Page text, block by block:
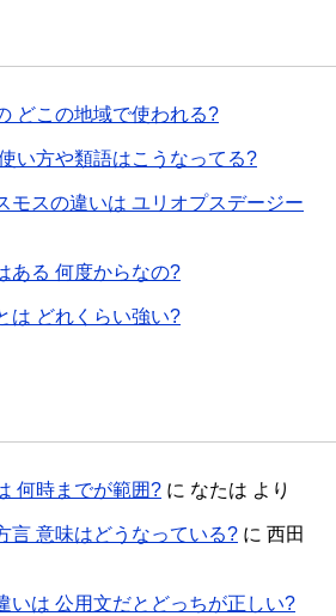
どこの地域で使われる?
い方や類語はこうなってる?
モスの違いは ユリオプスデージー
ある 何度からなの?
は どれくらい強い?
何時までが範囲? に なたは より
言 意味はどうなっている? に 西田
いは 公用文だとどっちが正しい?